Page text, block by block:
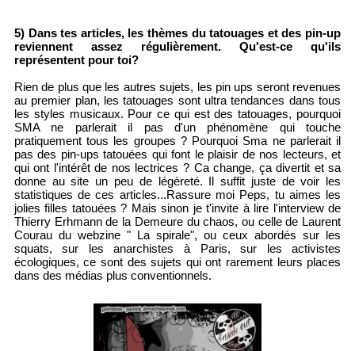
5) Dans tes articles, les thèmes du tatouages et des pin-up
reviennent assez régulièrement. Qu'est-ce qu'ils
représentent pour toi?
Rien de plus que les autres sujets, les pin ups seront revenues
au premier plan, les tatouages sont ultra tendances dans tous
les styles musicaux. Pour ce qui est des tatouages, pourquoi
SMA ne parlerait il pas d'un phénomène qui touche
pratiquement tous les groupes ? Pourquoi Sma ne parlerait il
pas des pin-ups tatouées qui font le plaisir de nos lecteurs, et
qui ont l'intérêt de nos lectrices ? Ca change, ça divertit et sa
donne au site un peu de légèreté. Il suffit juste de voir les
statistiques de ces articles...Rassure moi Peps, tu aimes les
jolies filles tatouées ? Mais sinon je t'invite à lire l'interview de
Thierry Erhmann de la Demeure du chaos, ou celle de Laurent
Courau du webzine " La spirale", ou ceux abordés sur les
squats, sur les anarchistes à Paris, sur les activistes
écologiques, ce sont des sujets qui ont rarement leurs places
dans des médias plus conventionnels.